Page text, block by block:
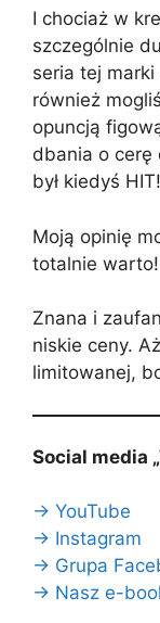
I chociaż w
szczególnie
seria tej marki
również
opuncją
dbania o cerę
był kiedyś HIT!
Moją opinię
totalnie warto!
Znana i
niskie ceny.
limitowanej,
Social media
→ YouTube
→ Instagram
→ Grupa
→ Nasz e-